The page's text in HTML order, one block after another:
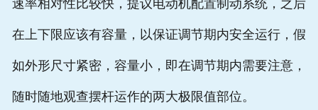
速率相对性比较快，提议电动机配置制动系统，之后
在上下限应该有容量，以保证调节期内安全运行，假
如外形尺寸紧密，容量小，即在调节期内需要注意，
随时随地观查摆杆运作的两大极限值部位。